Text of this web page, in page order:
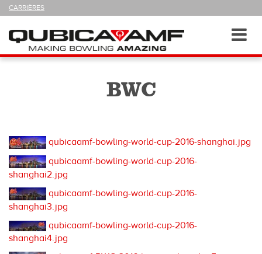
CARRIÈRES
NOUS
Navigation
BWC
qubicaamf-bowling-world-cup-2016-shanghai.jpg
qubicaamf-bowling-world-cup-2016-
shanghai2.jpg
qubicaamf-bowling-world-cup-2016-
shanghai3.jpg
qubicaamf-bowling-world-cup-2016-
shanghai4.jpg